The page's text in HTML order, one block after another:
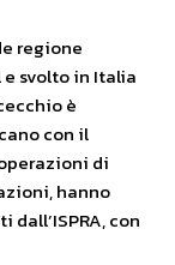
regione
svolto in Italia
è
con il
di
hanno
con